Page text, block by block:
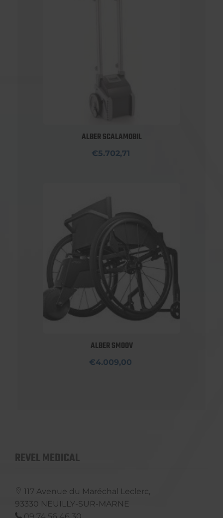
ALBER SCALAMOBIL
€5.702,71
ALBER SMOOV
€4.009,00
REVEL MEDICAL
117 Avenue du Maréchal Leclerc,
93330 NEUILLY-SUR-MARNE
09 74 56 46 30